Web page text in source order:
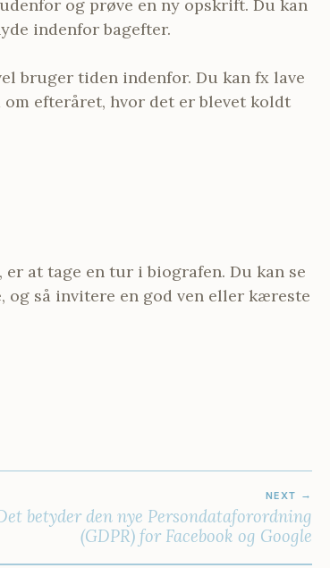
og prøve en ny opskrift. Du kan
indenfor bagefter.
bruger tiden indenfor. Du kan fx lave
efteråret, hvor det er blevet koldt
at tage en tur i biografen. Du kan se
og så invitere en god ven eller kæreste
NEXT
betyder den nye Persondataforordning
(GDPR) for Facebook og Google